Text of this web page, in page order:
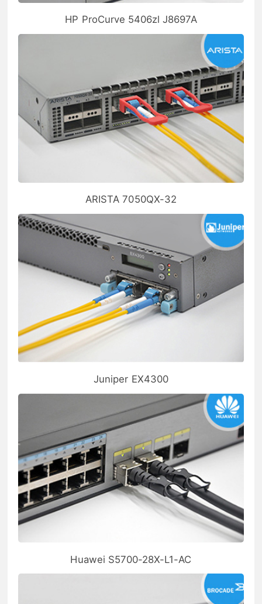
HP ProCurve 5406zl J8697A
ARISTA 7050QX-32
Juniper EX4300
Huawei S5700-28X-L1-AC